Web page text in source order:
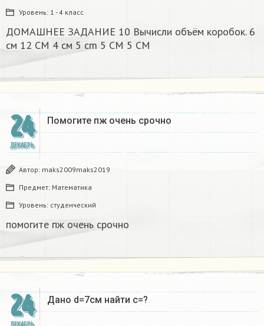
Уровень: 1 - 4 класс
ДОМАШНЕЕ ЗАДАНИЕ 10 Вычисли объём коробок. 6
см 12 CM 4 см 5 cm 5 CM 5 CM​
24
ДЕКАБРЬ
Помогите пж очень срочно​
Автор: maks2009maks2019
Предмет: Математика
Уровень: студенческий
помогите пж очень срочно​
24 Дано d=7см найти с=?​